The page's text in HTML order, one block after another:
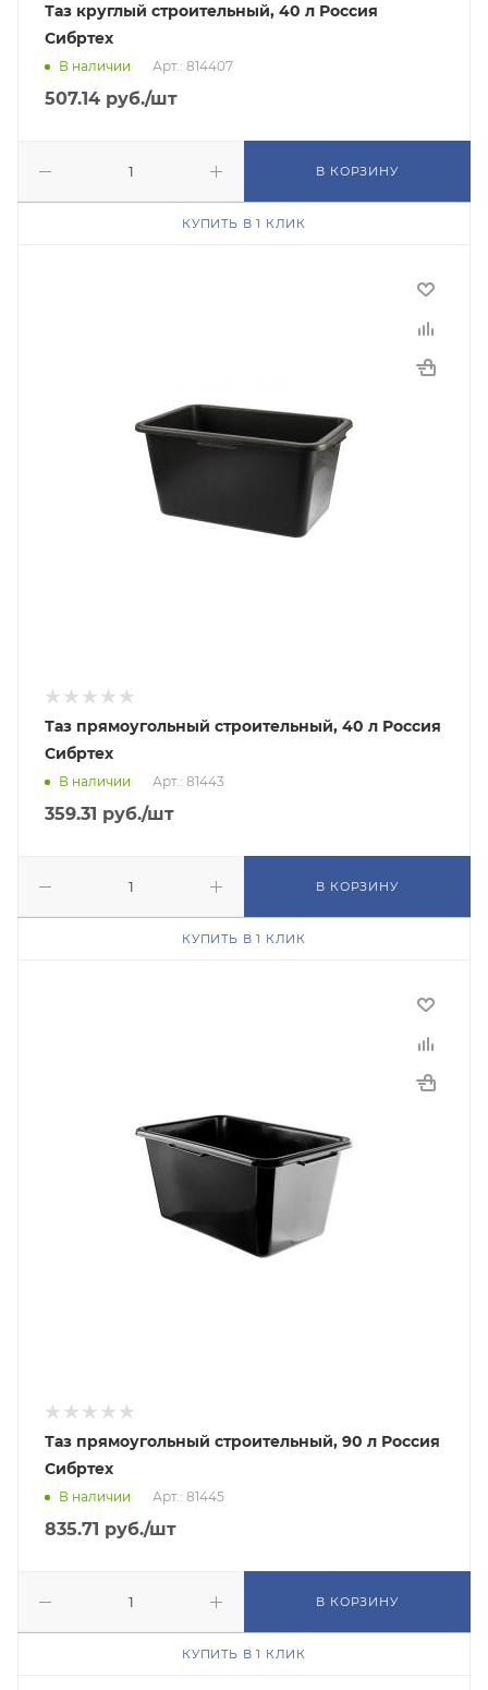
Таз круглый строительный, 40 л Россия
Сибртех
В наличии Арт.: 814407
507.14 руб./шт
В КОРЗИНУ
КУПИТЬ В 1 КЛИК
Таз прямоугольный строительный, 40 л Россия
Сибртех
В наличии Арт.: 81443
359.31 руб./шт
В КОРЗИНУ
КУПИТЬ В 1 КЛИК
Таз прямоугольный строительный, 90 л Россия
Сибртех
В наличии Арт.: 81445
835.71 руб./шт
В КОРЗИНУ
КУПИТЬ В 1 КЛИК